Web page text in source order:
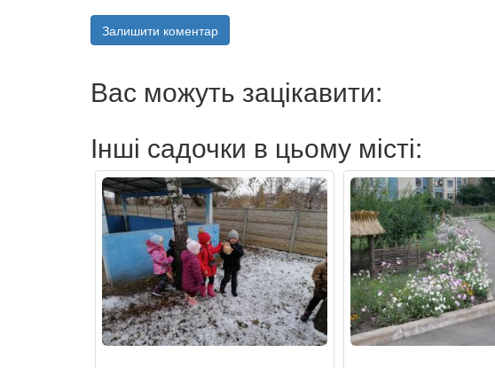
Залишити коментар
Вас можуть зацікавити:
Інші садочки в цьому місті: